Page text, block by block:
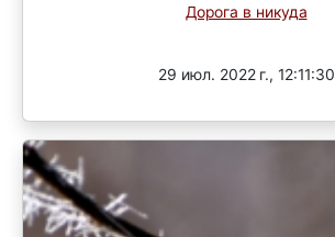
Дорога в никуда
29 июл. 2022 г., 12:11:30